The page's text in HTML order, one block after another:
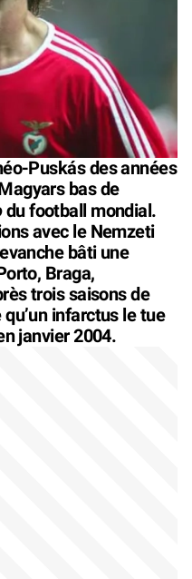
Puskás des années
bas de
du football mondial.
avec le Nemzeti
bâti une
Braga,
trois saisons de
infarctus le tue
janvier 2004.